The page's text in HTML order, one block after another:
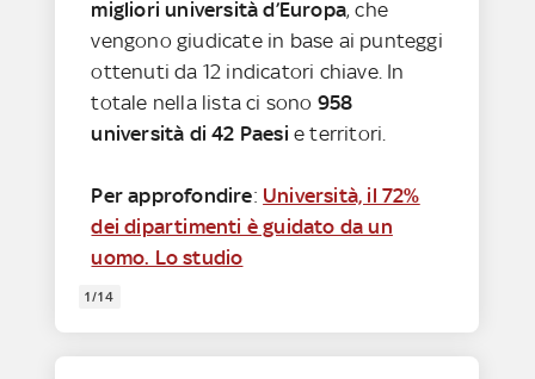
migliori università d’Europa, che
vengono giudicate in base ai punteggi
ottenuti da 12 indicatori chiave. In
totale nella lista ci sono 958
università di 42 Paesi e territori.
Per approfondire: Università, il 72%
dei dipartimenti è guidato da un
uomo. Lo studio
1/14